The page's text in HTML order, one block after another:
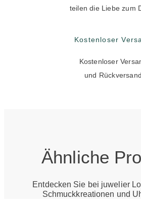
teilen die Liebe zum
Kostenloser
Kostenloser
und Rückversand
Ähnliche
Entdecken Sie bei juwelier
Schmuckkreationen und